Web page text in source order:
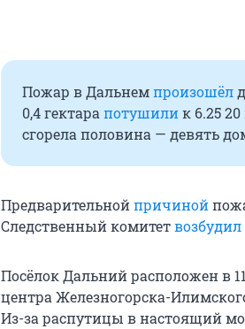
Пожар в Дальнемпроизошёл
0,4 гектара потушилик 6.25
сгорела половина — девять
Предварительнойпричиной
Следственный комитетвозбудил
Посёлок Дальний расположен в
центра Железногорска-
Из-за распутицы в настоящий